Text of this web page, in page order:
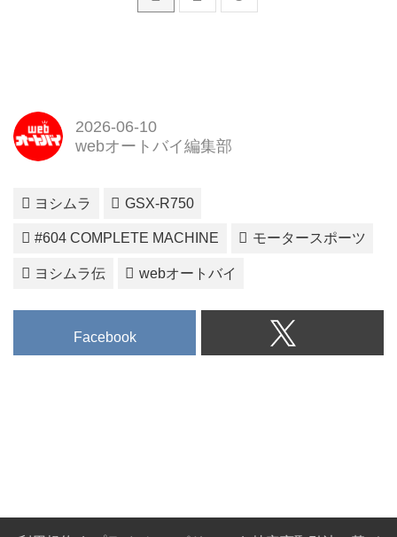
2026-06-10
webオートバイ編集部
ヨシムラ GSX-R750
#604 COMPLETE MACHINE モータースポーツ
ヨシムラ伝 webオートバイ
Facebook